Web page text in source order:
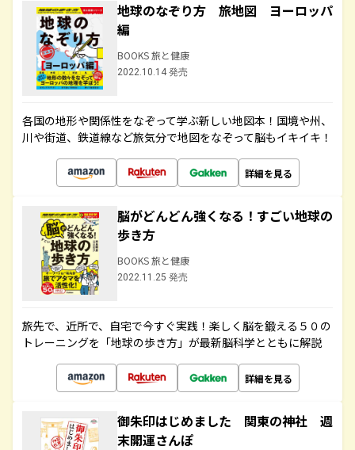
地球のなぞり方 旅地図 ヨーロッパ
編
BOOKS 旅と健康
2022.10.14 発売
各国の地形や関係性をなぞって学ぶ新しい地図本！国境や州、
川や街道、鉄道線など旅気分で地図をなぞって脳もイキイキ！
詳細を見る
脳がどんどん強くなる！すごい地球の
歩き方
BOOKS 旅と健康
2022.11.25 発売
旅先で、近所で、自宅で今すぐ実践！楽しく脳を鍛える５０の
トレーニングを「地球の歩き方」が最新脳科学とともに解説
詳細を見る
御朱印はじめました 関東の神社 週
末開運さんぽ